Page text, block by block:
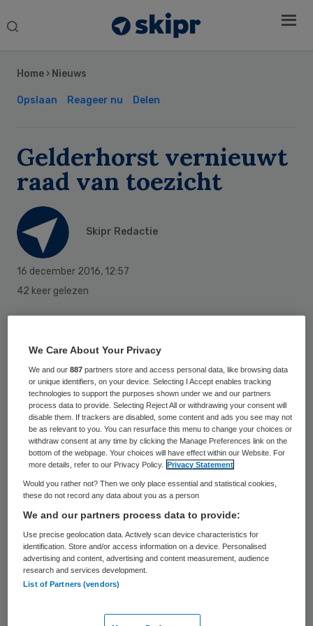
Search
Home › Nieuws
Opslaan Reageer nu Delen
Gelderhorst vernieuwt
raad van toezicht
Skipr Redactie
16 december 2016, 12:57
42 keer gelezen
een geheel nieuwe raad van toezicht (rvt).
Iske ter Haar is vanaf 1 januari voorzitter
van de raad. De overige nieuwe leden zijn
Paul Kool, Alita Hidding, Jan Dikken en Rob
van Oostveen. De huidige rvt treedt
gefaseerd terug.
Voorzitter Iske ter Haar (65 jaar) heeft
naast een uitgebreide relevante
bestuurlijke ervaring in de zorg ruime
ervaring als toezichthouder in onder meer
de ouderenzorg. Ze heeft daarbij
van zorg en dienstverlening;
Sidebar
We Care About Your Privacy
We and our887 partners store and access personal data, like browsing data
or unique identifiers, on your device. Selecting I Accept enables tracking
technologies to support the purposes shown under we and our partners
process data to provide. Selecting Reject All or withdrawing your consent will
disable them. If trackers are disabled, some content and ads you see may not
be as relevant to you. You can resurface this menu to change your choices or
withdraw consent at any time by clicking the Manage Preferences link on the
bottom of the webpage. Your choices will have effect within our Website. For
more details, refer to our Privacy Policy.
Privacy Statement
Would you rather not? Then we only place essential and statistical cookies,
these do not record any data about you as a person
We and our partners process data to provide:
Use precise geolocation data. Actively scan device characteristics for
identification. Store and/or access information on a device. Personalised
advertising and content, advertising and content measurement, audience
research and services development.
List of Partners (vendors)